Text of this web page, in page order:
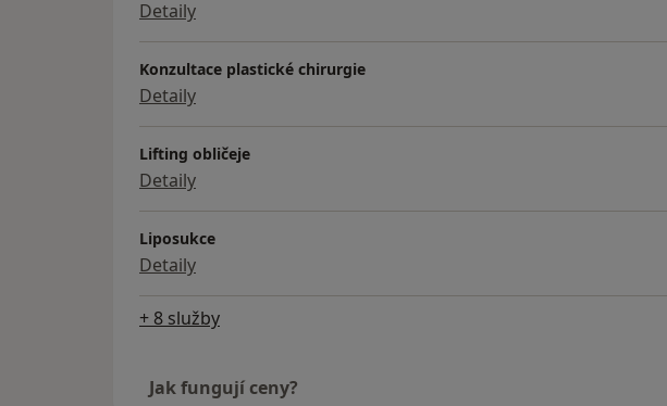
Detaily
Konzultace plastické chirurgie
Detaily
Lifting obličeje
Detaily
Liposukce
Detaily
+ 8 služby
Jak fungují ceny?